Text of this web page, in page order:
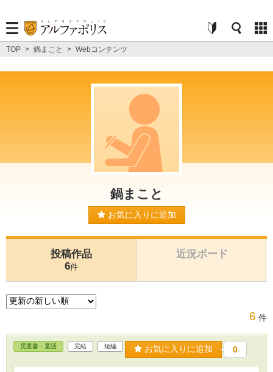
TOP > 鍋まこと > Webコンテンツ
鍋まこと
お気に入りに追加
投稿作品
6件
近況ボード
6 件
児童書・童話 完結 短編 お気に入りに追加 0